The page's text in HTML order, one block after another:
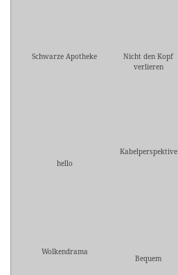
Schwarze Apotheke
Nicht den Kopf
verlieren
hello
Kabelperspektive
Wolkendrama
Bequem